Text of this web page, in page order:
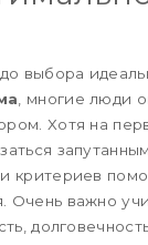
выбора
, многие люди
Хотя на
критериев
важно